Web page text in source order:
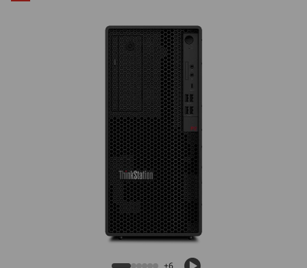
ThinkStation P2 Tower Gen 2 (Intel)
+6